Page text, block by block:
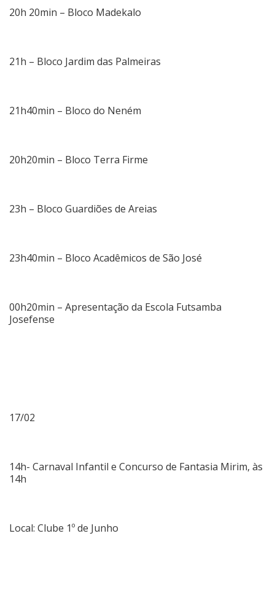
20h 20min – Bloco Madekalo
21h – Bloco Jardim das Palmeiras
21h40min – Bloco do Neném
20h20min – Bloco Terra Firme
23h – Bloco Guardiões de Areias
23h40min – Bloco Acadêmicos de São José
00h20min – Apresentação da Escola Futsamba
Josefense
17/02
14h- Carnaval Infantil e Concurso de Fantasia Mirim, às
14h
Local: Clube 1º de Junho